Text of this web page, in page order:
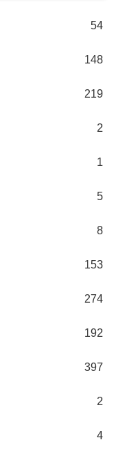
54
148
219
2
1
5
8
153
274
192
397
2
4